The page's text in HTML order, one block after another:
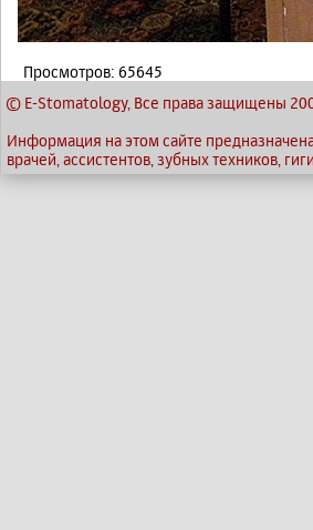
Просмотров: 65645
© E-Stomatology, Все права защищены
Информация на этом сайте
врачей, ассистентов, зубных техников,